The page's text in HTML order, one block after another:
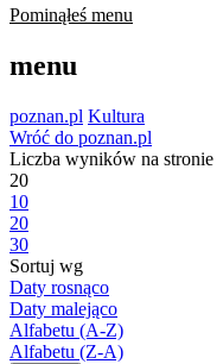
Pominąłeś menu
menu
poznan.pl Kultura
Wróć do poznan.pl
Liczba wyników na stronie
20
10
20
30
Sortuj wg
Daty rosnąco
Daty malejąco
Alfabetu (A-Z)
Alfabetu (Z-A)